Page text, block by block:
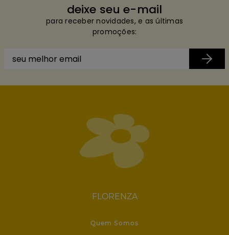
deixe seu e-mail
para receber novidades, e as últimas
promoções:
FLORENZA
Quem Somos